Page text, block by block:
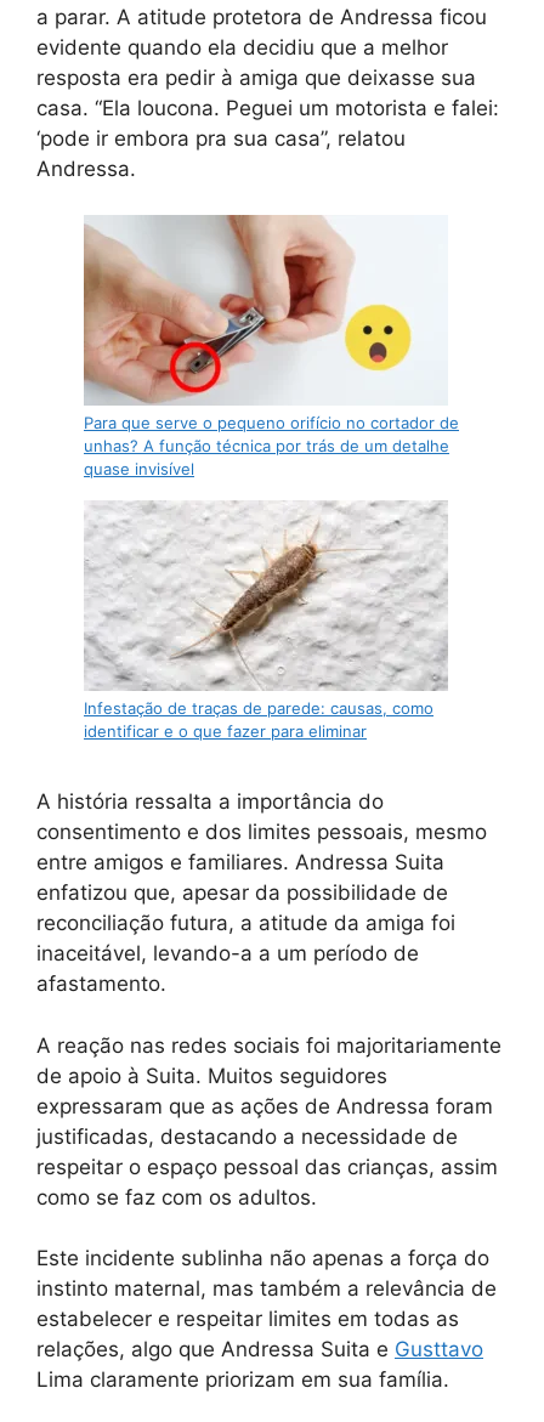
a parar. A atitude protetora de Andressa ficou
evidente quando ela decidiu que a melhor
resposta era pedir à amiga que deixasse sua
casa. “Ela loucona. Peguei um motorista e falei:
‘pode ir embora pra sua casa”, relatou
Andressa.
Para que serve o pequeno orifício no cortador de
unhas? A função técnica por trás de um detalhe
quase invisível
Infestação de traças de parede: causas, como
identificar e o que fazer para eliminar
A história ressalta a importância do
consentimento e dos limites pessoais, mesmo
entre amigos e familiares. Andressa Suita
enfatizou que, apesar da possibilidade de
reconciliação futura, a atitude da amiga foi
inaceitável, levando-a a um período de
afastamento.
A reação nas redes sociais foi majoritariamente
de apoio à Suita. Muitos seguidores
expressaram que as ações de Andressa foram
justificadas, destacando a necessidade de
respeitar o espaço pessoal das crianças, assim
como se faz com os adultos.
Este incidente sublinha não apenas a força do
instinto maternal, mas também a relevância de
estabelecer e respeitar limites em todas as
relações, algo que Andressa Suita e Gusttavo
Lima claramente priorizam em sua família.